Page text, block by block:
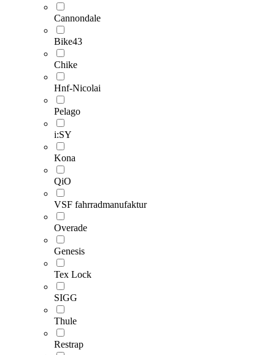
Cannondale
Bike43
Chike
Hnf-Nicolai
Pelago
i:SY
Kona
QiO
VSF fahrradmanufaktur
Overade
Genesis
Tex Lock
SIGG
Thule
Restrap